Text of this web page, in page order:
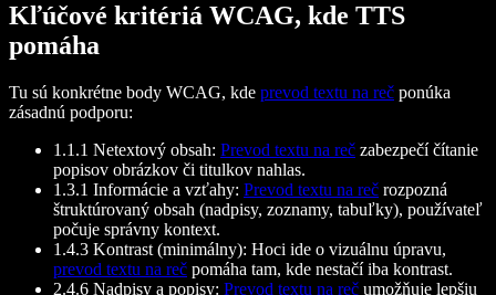
Kľúčové kritériá WCAG, kde TTS
pomáha
Tu sú konkrétne body WCAG, kde prevod textu na reč ponúka
zásadnú podporu:
1.1.1 Netextový obsah: Prevod textu na reč zabezpečí čítanie
popisov obrázkov či titulkov nahlas.
1.3.1 Informácie a vzťahy: Prevod textu na reč rozpozná
štruktúrovaný obsah (nadpisy, zoznamy, tabuľky), používateľ
počuje správny kontext.
1.4.3 Kontrast (minimálny): Hoci ide o vizuálnu úpravu,
prevod textu na reč pomáha tam, kde nestačí iba kontrast.
2.4.6 Nadpisy a popisy: Prevod textu na reč umožňuje lepšiu